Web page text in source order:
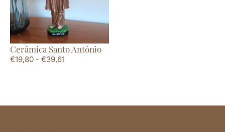
Cerâmica Santo António
€19,80 - €39,61